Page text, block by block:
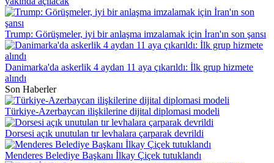
Trump: Görüşmeler, iyi bir anlaşma imzalamak için İran'ın son şansı
Danimarka'da askerlik 4 aydan 11 aya çıkarıldı: İlk grup hizmete
alındı
Son Haberler
Türkiye-Azerbaycan ilişkilerine dijital diplomasi modeli
Dorsesi açık unutulan tır levhalara çarparak devrildi
Menderes Belediye Başkanı İlkay Çiçek tutuklandı